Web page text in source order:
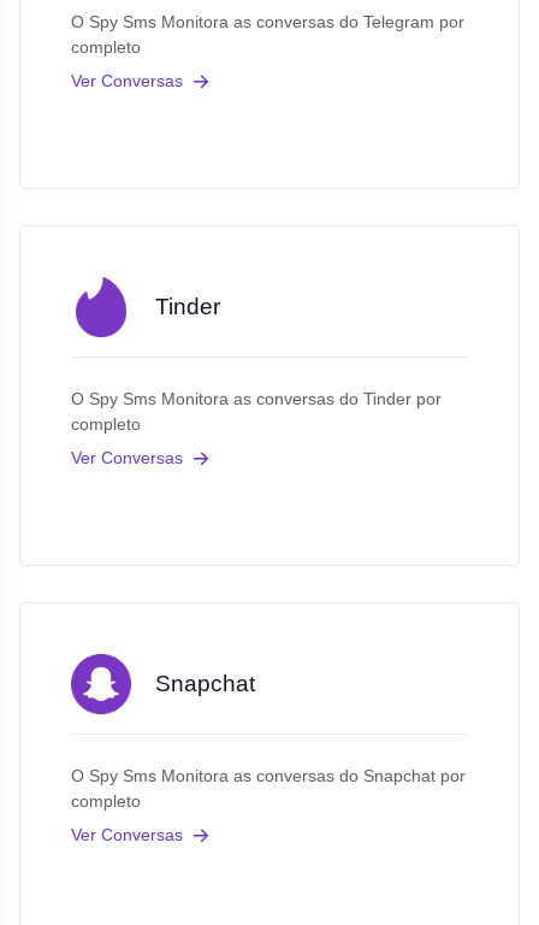
O Spy Sms Monitora as conversas do Telegram por
completo
Ver Conversas
Tinder
O Spy Sms Monitora as conversas do Tinder por
completo
Ver Conversas
Snapchat
O Spy Sms Monitora as conversas do Snapchat por
completo
Ver Conversas